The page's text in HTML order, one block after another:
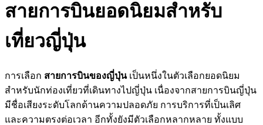
สายการบินยอดนิยมสำหรับ
เที่ยวญี่ปุ่น
การเลือก สายการบินของญี่ปุ่นเป็นหนึ่งในตัวเลือกยอดนิยม
สำหรับนักท่องเที่ยวที่เดินทางไปญี่ปุ่น เนื่องจากสายการบินญี่ปุ่น
มีชื่อเสียงระดับโลกด้านความปลอดภัย การบริการที่เป็นเลิศ
และความตรงต่อเวลา อีกทั้งยังมีตัวเลือกหลากหลาย ทั้งแบบ